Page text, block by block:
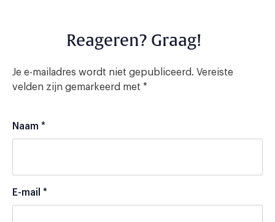
Reageren? Graag!
Je e-mailadres wordt niet gepubliceerd. Vereiste
velden zijn gemarkeerd met *
Naam *
E-mail *